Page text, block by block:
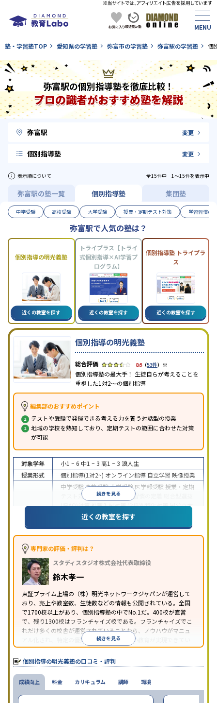
塾・学習塾TOP 愛知県の学習塾 弥富市の学習塾 弥富駅の学習塾 個
弥富駅の個別指導塾を徹底比較！
プロの識者がおすすめ塾を解説
弥富駅 変更
個別指導塾 変更
表示順について 全15件中 1〜15件を表示中
弥富駅の塾一覧 個別指導塾 集団塾
中学受験 高校受験 大学受験 授業・定期テスト対策 学習習慣の
弥富駅で人気の塾は？
個別指導の明光義塾
近くの教室を探す
トライプラス【トライ
式個別指導×AI学習プ
ログラム】
近くの教室を探す
個別指導塾 トライプラ
ス
近くの教室を探す
個別指導の明光義塾
3.6（53件） ※
個別指導塾の最大手！ 生徒自らが考えることを
重視した1対2〜の個別指導
編集部のおすすめポイント
テストや受験で発揮できる考える力を養う対話型の授業
地域の学校を熟知しており、定期テストの範囲に合わせた対策
が可能
続きを見る
対象学年 小1 ~ 6 中1 ~ 3 高1 ~ 3 浪人生
授業形式
個別指導(1対2~) オンライン指導 自立学習 映像授業
中学受験高校受験大学受験 医学部受験 授業・定期
テスト対策
内申点対策 学習習慣の定着
(旧AO)対策推薦入試対策学校別特化対策国公立大
私大対策共通テスト対策
英語・英会話特化
対策その他科目別特化対策
特徴
中高一貫校生に対応
の振替可能
を利用オンライン対応1科目から受講可能
習のみの受講可
り
※2023年3月調査。小学校高学年の個別指導塾アンケート調査方法を参
近くの教室を探す
専門家の評価・評判は？
スタディスタジオ株式会社代表取締役
鈴木孝一
東証プライム上場の（株）明光ネットワークジャパンが運営して
おり、売上や教室数、生徒数などの情報も公開されている。全国
で1700校以上があり、個別指導塾の中でNo.1だ。400校が直営
で、残り1300校はフランチャイズ校である。フランチャイズでこ
れだけ多くの校舎が運営されていることから、ノウハウがマニュ
アル化され、特定の優秀な人材に依存しない教育が実現できてい
ることが推測される。
続きを見る
個別指導の明光義塾の口コミ・評判
成績向上 料金 カリキュラム 講師 環境